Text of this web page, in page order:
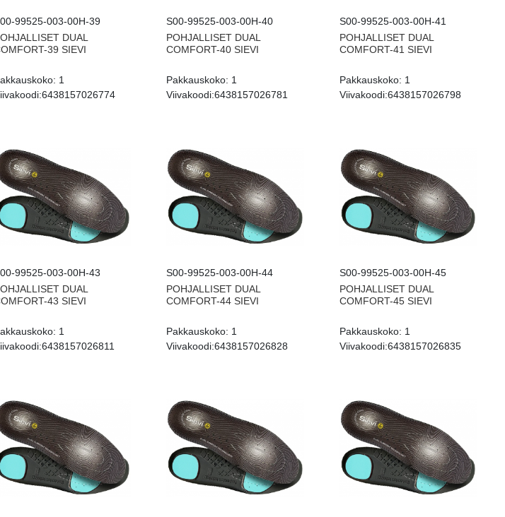
99525-003-00H-39
DUAL
39 SIEVI
1
6438157026774
S00-99525-003-00H-40
POHJALLISET DUAL
COMFORT-40 SIEVI
Pakkauskoko: 1
Viivakoodi:6438157026781
S00-99525-003-00H-41
POHJALLISET DUAL
COMFORT-41 SIEVI
Pakkauskoko: 1
Viivakoodi:6438157026798
99525-003-00H-43
DUAL
43 SIEVI
1
6438157026811
S00-99525-003-00H-44
POHJALLISET DUAL
COMFORT-44 SIEVI
Pakkauskoko: 1
Viivakoodi:6438157026828
S00-99525-003-00H-45
POHJALLISET DUAL
COMFORT-45 SIEVI
Pakkauskoko: 1
Viivakoodi:6438157026835